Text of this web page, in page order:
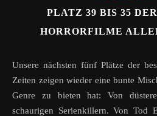
PLATZ 39 BIS 35
HORRORFILME
Unsere nächsten fünf Plätze der
Zeiten zeigen wieder eine bunte
Genre zu bieten hat: Von
schaurigen Serienkillern. Von Tod